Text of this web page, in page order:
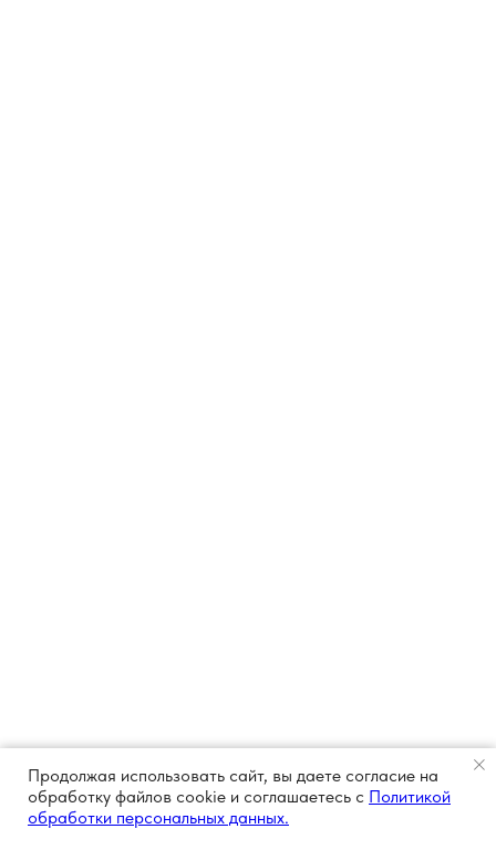
Продолжая использовать сайт, вы даете согласие на
обработку файлов cookie и соглашаетесь с Политикой
обработки персональных данных.